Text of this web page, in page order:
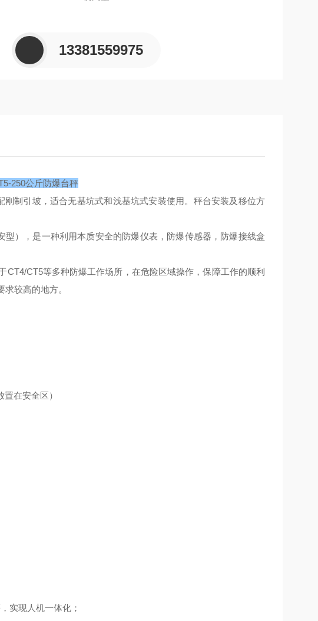
13381559975
250公斤防爆台秤
制引坡，适合无基坑式和浅基坑式安装使用。秤台安装及移位方
），是一种利用本质安全的防爆仪表，防爆传感器，防爆接线盒
CT4/CT5等多种防爆工作场所，在危险区域操作，保障工作的顺利
较高的地方。
在安全区）
实现人机一体化；